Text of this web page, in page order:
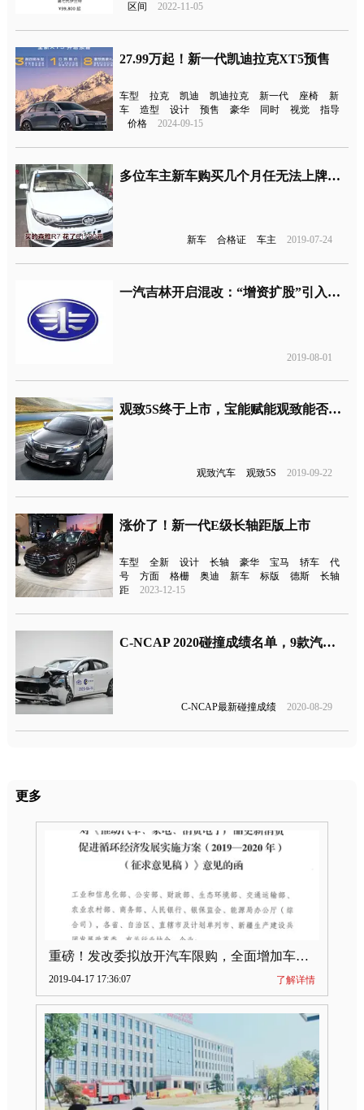
区间
2022-11-05
27.99万起！新一代凯迪拉克XT5预售
车型 拉克 凯迪 凯迪拉克 新一代 座椅
新
车
造型 设计 预售 豪华 同时 视觉
指导
价格
2024-09-15
多位车主新车购买几个月任无法上牌，缘由合格证未能下发
新车 合格证 车主 2019-07-24
一汽吉林开启混改：“增资扩股”引入股东，终端却无车售卖
2019-08-01
观致5S终于上市，宝能赋能观致能否实现销量大涨？
观致汽车 观致5S 2019-09-22
涨价了！新一代E级长轴距版上市
车型 全新 设计 长轴 豪华 宝马 轿车
代
号
方面 格栅 奥迪 新车 标版 德斯
长轴
距
2023-12-15
C-NCAP 2020碰撞成绩名单，9款汽车获五星评价
C-NCAP最新碰撞成绩 2020-08-29
更多
重磅！发改委拟放开汽车限购，全面增加车牌指标
2019-04-17 17:36:07 了解详情